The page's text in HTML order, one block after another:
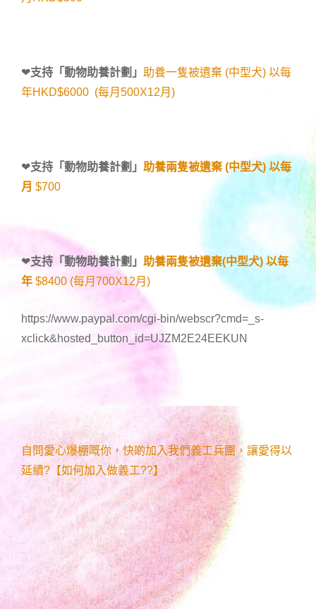
❤支持「動物助養計劃 」 助養一隻被遺棄 (中型犬) 以每
年HKD$6000 (每月500X12月)
❤支持「動物助養計劃 」 助養兩隻被遺棄 (中型犬) 以每
月 $700
❤支持「動物助養計劃 」 助養兩隻被遺棄(中型犬) 以每
年 $8400 (每月700X12月)
https://www.paypal.com/cgi-bin/webscr?cmd=_s-
xclick&hosted_button_id=UJZM2E24EEKUN
自問愛心爆棚嘅你，快啲加入我們義工兵團，讓愛得以
延續?【如何加入做義工??】